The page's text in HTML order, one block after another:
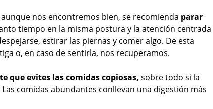
nos encontremos bien, se recomienda parar
tiempo en la misma postura y la atención centrada
estirar las piernas y comer algo. De esta
o, en caso de sentirla, nos recuperamos.
que evites las comidas copiosas, sobre todo si la
comidas abundantes conllevan una digestión más